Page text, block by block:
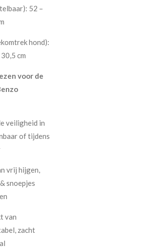
52 –
hond):
cm
voor de
veiligheid in
of tijdens
vrij hijgen,
snoepjes
van
zacht